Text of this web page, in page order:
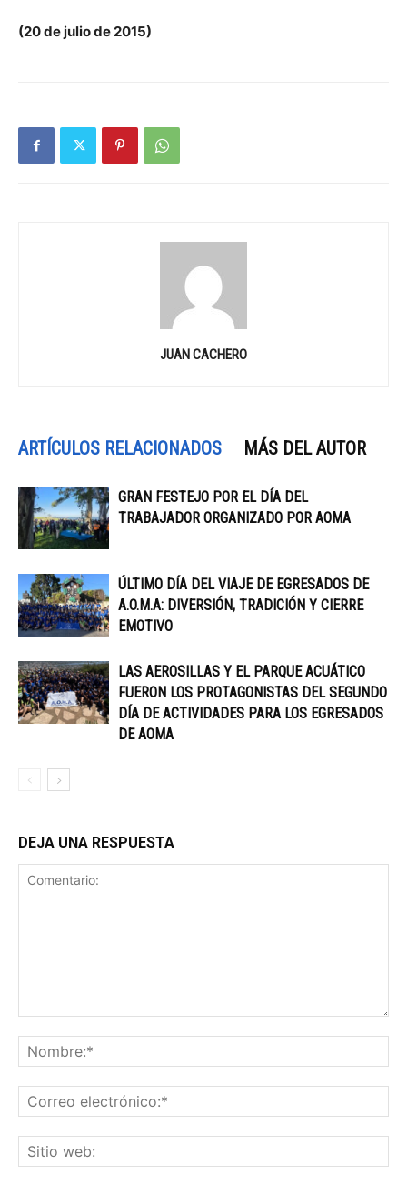
(20 de julio de 2015)
JUAN CACHERO
ARTÍCULOS RELACIONADOS MÁS DEL AUTOR
GRAN FESTEJO POR EL DÍA DEL
TRABAJADOR ORGANIZADO POR AOMA
ÚLTIMO DÍA DEL VIAJE DE EGRESADOS DE
A.O.M.A: DIVERSIÓN, TRADICIÓN Y CIERRE
EMOTIVO
LAS AEROSILLAS Y EL PARQUE ACUÁTICO
FUERON LOS PROTAGONISTAS DEL SEGUNDO
DÍA DE ACTIVIDADES PARA LOS EGRESADOS
DE AOMA
DEJA UNA RESPUESTA